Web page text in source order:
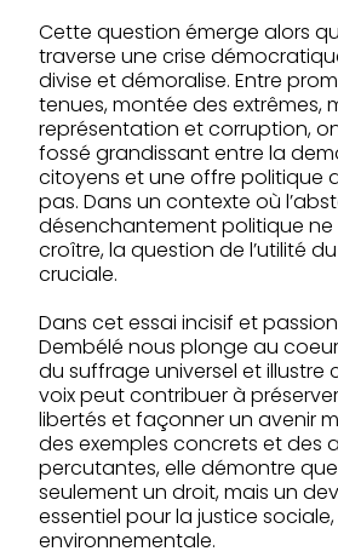
Cette question émerge alors
traverse une crise
divise et démoralise. Entre
tenues, montée des extrêmes,
représentation et corruption,
fossé grandissant entre la
citoyens et une offre politique
pas. Dans un contexte où
désenchantement politique ne
croître, la question de l’utilité
cruciale.
Dans cet essai incisif et
Dembélé nous plonge au
du suffrage universel et
voix peut contribuer à
libertés et façonner un avenir
des exemples concrets et des
percutantes, elle démontre
seulement un droit, mais un
essentiel pour la justice
environnementale.